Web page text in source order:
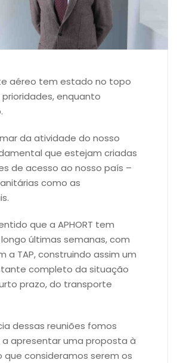
aéreo tem estado no topo
enquanto
da atividade do nosso
que estejam criadas
de acesso ao nosso país –
como as
que a APHORT tem
últimas semanas, com
a TAP, construindo assim um
completo da situação
prazo, do transporte
dessas reuniões fomos
apresentar uma proposta à
que consideramos serem os